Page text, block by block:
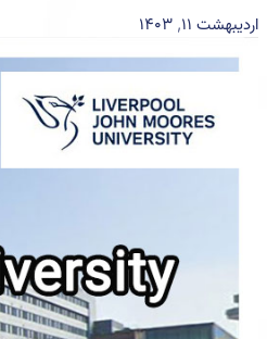
اردیبهشت ۱۱, ۱۴۰۳